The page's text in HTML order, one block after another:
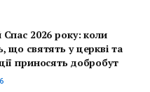
Спас 2026 року: коли
що святять у церкві та
приносять добробут